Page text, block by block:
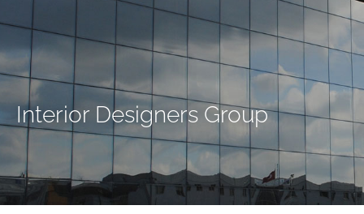
Interior Designers Group